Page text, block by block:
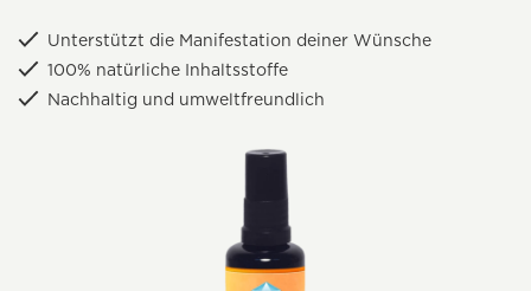
Unterstützt die Manifestation deiner Wünsche
100% natürliche Inhaltsstoffe
Nachhaltig und umweltfreundlich